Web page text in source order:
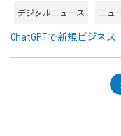
デジタルニュース ニュ
ChatGPTで新規ビジネス